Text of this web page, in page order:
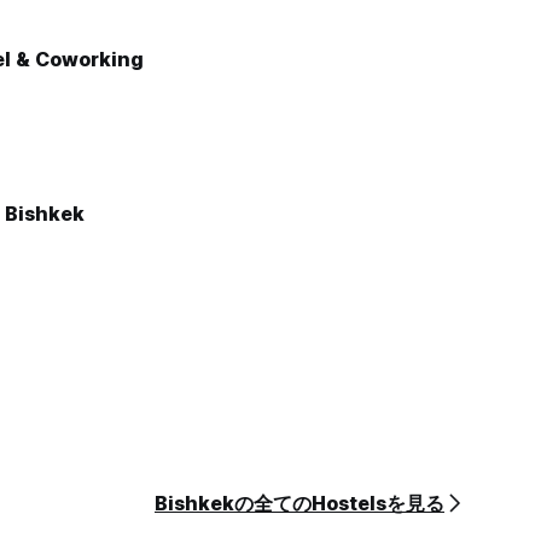
& Coworking
Bishkek
Bishkekの全てのHostelsを見る